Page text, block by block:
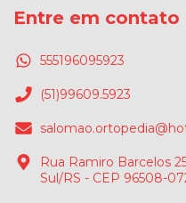
Entre em contato
555196095923
(51)99609.5923
Rua Ramiro Barcelos
Sul/RS - CEP 96508-